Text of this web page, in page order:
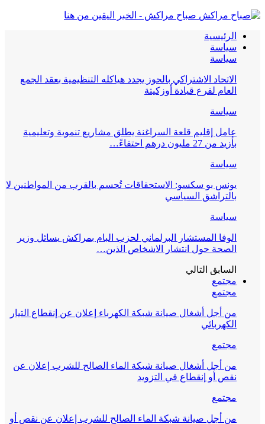
صباح مراكش - الخبر اليقين من هنا
الرئيسية
سياسة
سياسة
الاتحاد الاشتراكي بالحوز يجدد هياكله التنظيمية بعقد الجمع
العام لفرع قيادة أوزكيتة
سياسة
عامل إقليم قلعة السراغنة يطلق مشاريع تنموية وتعليمية
بأزيد من 27 مليون درهم احتفاءً…
سياسة
يونس بو سكسو: الاستحقاقات تُحسم بالقرب من المواطنين لا
بالتراشق السياسي
سياسة
الوفا المستشار البرلماني لحزب البام بمراكش يسائل وزير
الصحة حول انتشار الاشخاص الذين…
السابق التالي
مجتمع
مجتمع
من أجل أشغال صيانة شبكة الكهرباء إعلان عن إنقطاع التيار
الكهربائي
مجتمع
من أجل أشغال صيانة شبكة الماء الصالح للشرب إعلان عن
نقص أو إنقطاع في التزويد
مجتمع
من أجل صيانة شبكة الماء الصالح للشرب إعلان عن نقص أو